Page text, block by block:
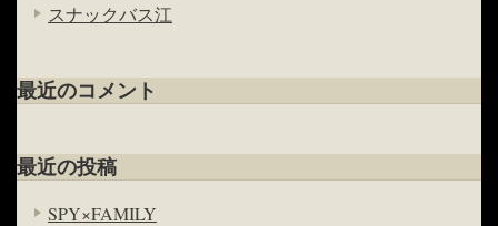
スナックバス江
最近のコメント
最近の投稿
SPY×FAMILY